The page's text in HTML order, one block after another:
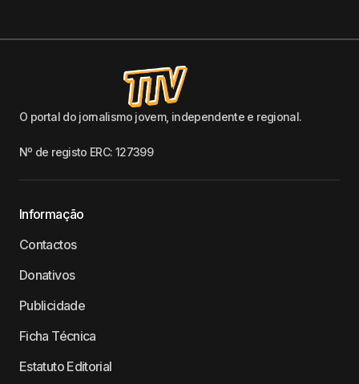
O portal do jornalismo jovem, independente e regional.
Nº de registo ERC: 127399
Informação
Contactos
Donativos
Publicidade
Ficha Técnica
Estatuto Editorial